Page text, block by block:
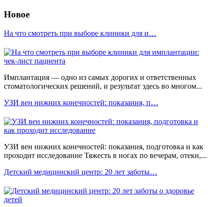
Новое
На что смотреть при выборе клиники для и…
Имплантация — одно из самых дорогих и ответственных
стоматологических решений, и результат здесь во многом...
УЗИ вен нижних конечностей: показания, п…
УЗИ вен нижних конечностей: показания, подготовка и как
проходит исследование Тяжесть в ногах по вечерам, отеки,...
Детский медицинский центр: 20 лет заботы…